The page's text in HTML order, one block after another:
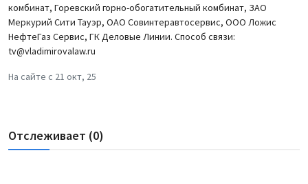
комбинат, Горевский горно-обогатительный комбинат, ЗАО
Меркурий Сити Тауэр, ОАО Совинтеравтосервис, ООО Ложис
НефтеГаз Сервис, ГК Деловые Линии. Способ связи:
tv@vladimirovalaw.ru
На сайте с 21 окт, 25
Отслеживает (0)